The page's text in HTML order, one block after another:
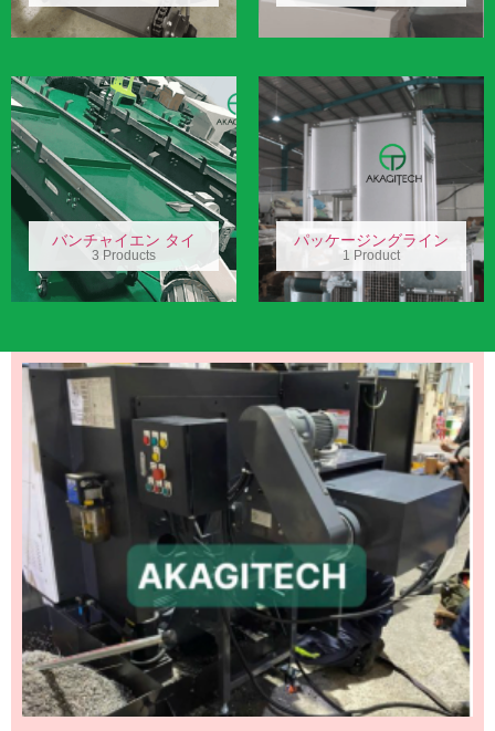
バンチャイエン タイ
3 Products
パッケージングライン
1 Product